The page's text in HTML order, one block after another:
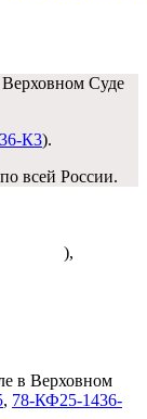
Верховном Суде
К3).
всей России.
),
в Верховном
, 78-КФ25-1436-